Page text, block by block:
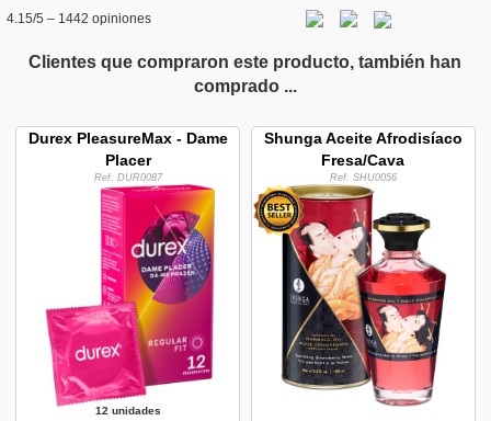
4.15/5 – 1442 opiniones
Clientes que compraron este producto, también han
comprado ...
Durex PleasureMax - Dame
Placer
Ref. DUR0087
12 unidades
Shunga Aceite Afrodisíaco
Fresa/Cava
Ref. SHU0056